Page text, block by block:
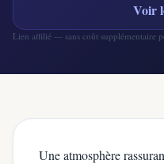
Voir
Lien affilié — sans coût supplémentaire
Une atmosphère